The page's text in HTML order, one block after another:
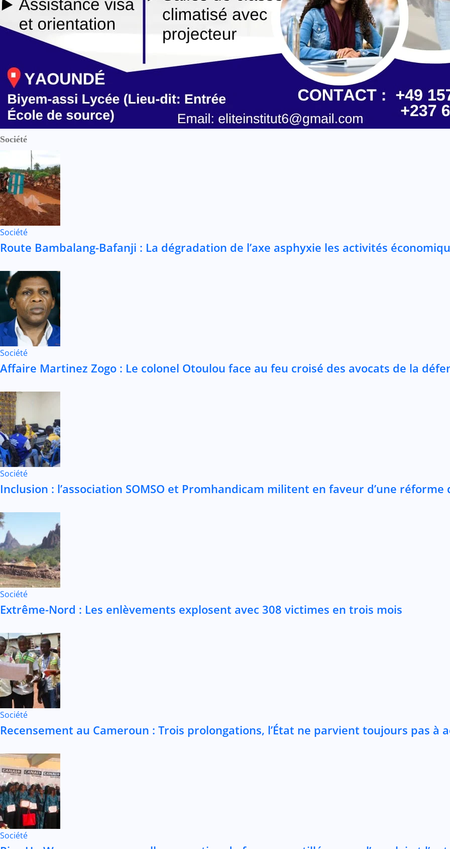
Société
Société
Route Bambalang-Bafanji : La dégradation de l’axe asphyxie les activités
Société
Affaire Martinez Zogo : Le colonel Otoulou face au feu croisé des avocats de la
Société
Inclusion : l’association SOMSO et Promhandicam militent en faveur d’une
Société
Extrême-Nord : Les enlèvements explosent avec 308 victimes en trois mois
Société
Recensement au Cameroun : Trois prolongations, l’État ne parvient toujours pas à
Société